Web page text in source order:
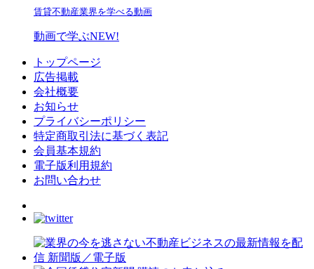
賃貸不動産業界を学べる動画
動画で学ぶNEW!
トップページ
広告掲載
会社概要
お知らせ
プライバシーポリシー
特定商取引法に基づく表記
会員基本規約
電子版利用規約
お問い合わせ